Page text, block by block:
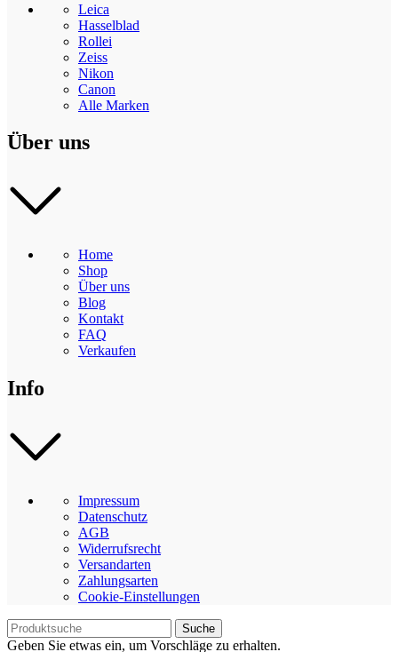
Leica
Hasselblad
Rollei
Zeiss
Nikon
Canon
Alle Marken
Über uns
Home
Shop
Über uns
Blog
Kontakt
FAQ
Verkaufen
Info
Impressum
Datenschutz
AGB
Widerrufsrecht
Versandarten
Zahlungsarten
Cookie-Einstellungen
Suche
Geben Sie etwas ein, um Vorschläge zu erhalten.